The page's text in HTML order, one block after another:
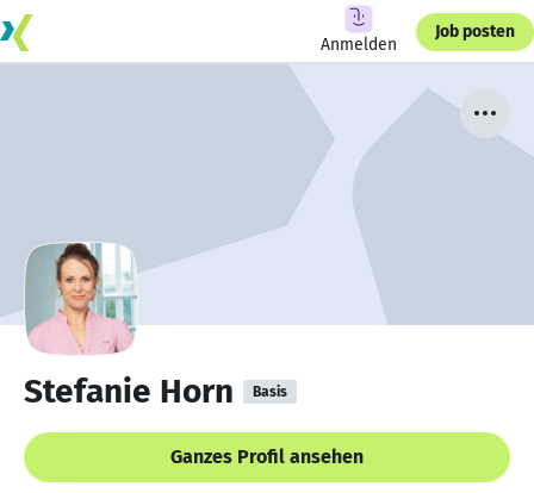
Anmelden
Job posten
Stefanie Horn Basis
Ganzes Profil ansehen